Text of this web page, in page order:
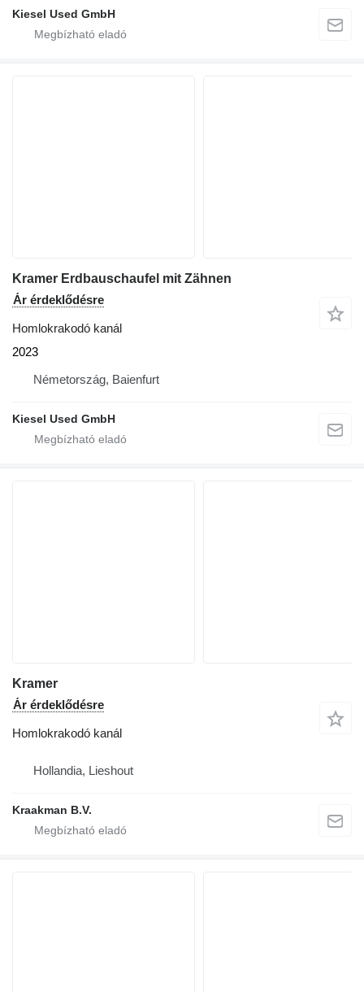
Kiesel Used GmbH
Kramer Erdbauschaufel mit Zähnen
Ár érdeklődésre
Homlokrakodó kanál
2023
Németország, Baienfurt
Kiesel Used GmbH
Kramer
Ár érdeklődésre
Homlokrakodó kanál
Hollandia, Lieshout
Kraakman B.V.